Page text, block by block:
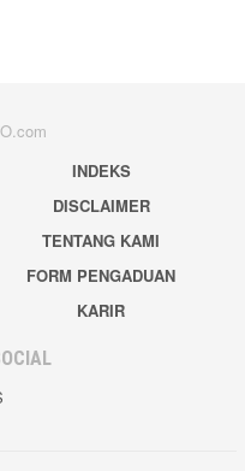
INDEKS
DISCLAIMER
TENTANG KAMI
FORM PENGADUAN
KARIR